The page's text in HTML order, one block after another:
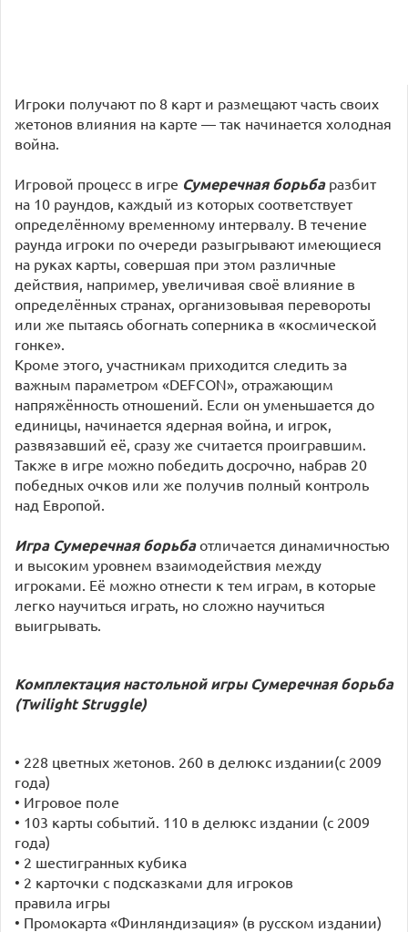
Игроки получают по 8 карт и размещают часть своих
жетонов влияния на карте — так начинается холодная
война.
Игровой процесс в игре Сумеречная борьба разбит
на 10 раундов, каждый из которых соответствует
определённому временному интервалу. В течение
раунда игроки по очереди разыгрывают имеющиеся
на руках карты, совершая при этом различные
действия, например, увеличивая своё влияние в
определённых странах, организовывая перевороты
или же пытаясь обогнать соперника в «космической
гонке».
Кроме этого, участникам приходится следить за
важным параметром «DEFCON», отражающим
напряжённость отношений. Если он уменьшается до
единицы, начинается ядерная война, и игрок,
развязавший её, сразу же считается проигравшим.
Также в игре можно победить досрочно, набрав 20
победных очков или же получив полный контроль
над Европой.
Игра Сумеречная борьбаотличается динамичностью
и высоким уровнем взаимодействия между
игроками. Её можно отнести к тем играм, в которые
легко научиться играть, но сложно научиться
выигрывать.
Комплектация настольной игры Сумеречная борьба
(Twilight Struggle)
• 228 цветных жетонов. 260 в делюкс издании(с 2009
года)
• Игровое поле
• 103 карты событий. 110 в делюкс издании (с 2009
года)
• 2 шестигранных кубика
• 2 карточки с подсказками для игроков
правила игры
• Промокарта «Финляндизация» (в русском издании)